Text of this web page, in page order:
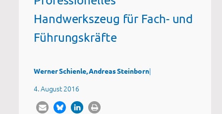
Handwerkszeug für Fach- und
Führungskräfte
Werner Schienle, Andreas Steinborn|
4. August 2016